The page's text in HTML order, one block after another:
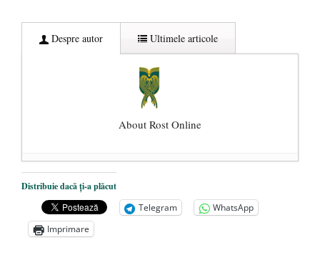
Despre autor Ultimele articole
About Rost Online
Dezvăluiri cutremurătoare despre
președintele Ucrainei, Volodymyr
Zelensky
- 13 mai 2026
Statul care servește Națiunea
Distribuie dacă ți-a plăcut
Telegram
WhatsApp
Imprimare